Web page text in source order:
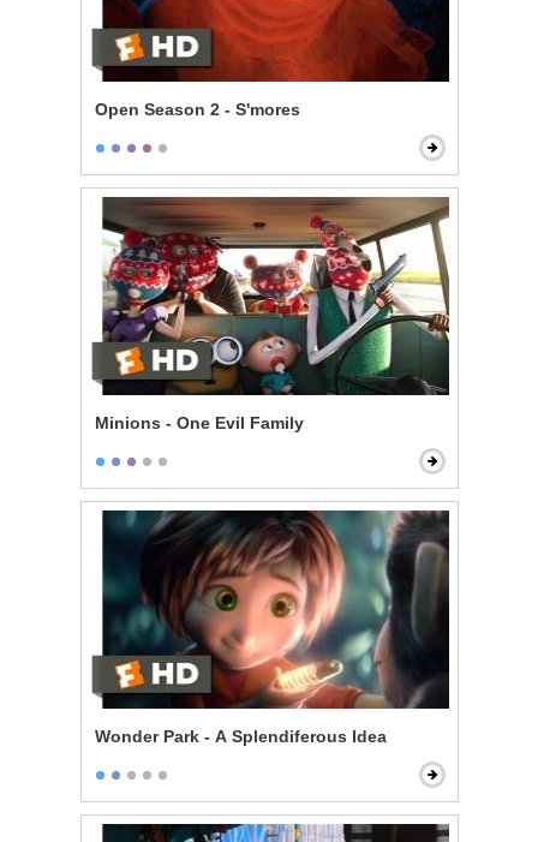
Open Season 2 - S'mores
Minions - One Evil Family
Wonder Park - A Splendiferous Idea